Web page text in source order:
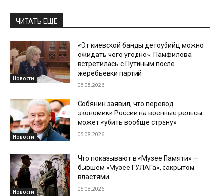
ЧИТАТЬ ЕЩЕ
Новости
«От киевской банды детоубийц можно
ожидать чего угодно». Памфилова
встретилась с Путиным после
жеребьевки партий
05.08.2026
Новости
Собянин заявил, что перевод
экономики России на военные рельсы
может «убить вообще страну»
05.08.2026
Новости
Что показывают в «Музее Памяти» —
бывшем «Музее ГУЛАГа», закрытом
властями
05.08.2026